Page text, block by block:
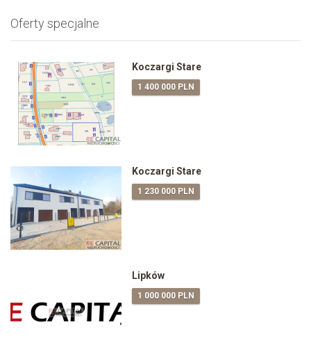
Oferty specjalne
Koczargi Stare
1 400 000 PLN
Koczargi Stare
1 230 000 PLN
Lipków
1 000 000 PLN